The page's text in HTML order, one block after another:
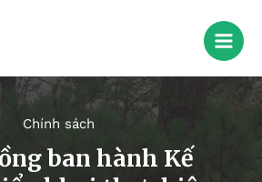
Chính sách
ban hành Kế